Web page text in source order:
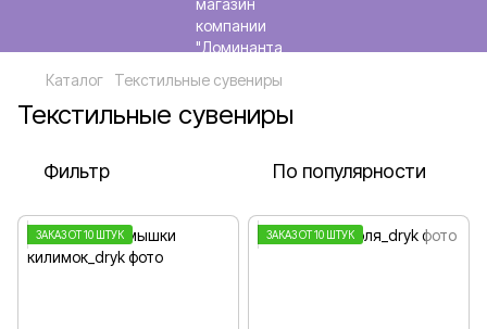
Каталог Текстильные сувениры
Текстильные сувениры
Фильтр По популярности
ЗАКАЗ ОТ 10 ШТУК ЗАКАЗ ОТ 10 ШТУК